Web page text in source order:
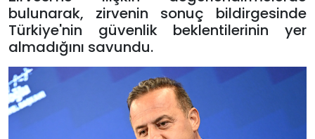
bulunarak, zirvenin sonuç bildirgesinde
Türkiye'nin güvenlik beklentilerinin yer
almadığını savundu.